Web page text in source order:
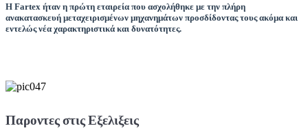
Η Fartex ήταν η πρώτη εταιρεία που ασχολήθηκε με την πλήρη
ανακατασκευή μεταχειρισμένων μηχανημάτων προσδίδοντας τους ακόμα και
εντελώς νέα χαρακτηριστικά και δυνατότητες.
Παροντες στις Εξελιξεις